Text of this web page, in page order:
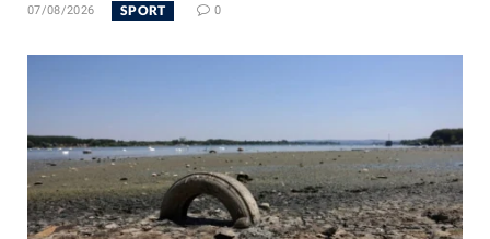
07/08/2026 SPORT 0